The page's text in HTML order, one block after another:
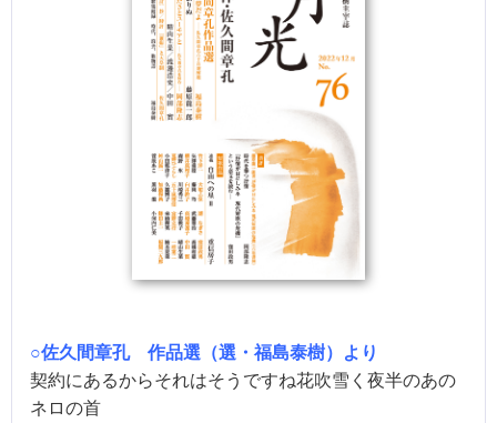
○佐久間章孔 作品選（選・福島泰樹）より
契約にあるからそれはそうですね花吹雪く夜半のあの
ネロの首